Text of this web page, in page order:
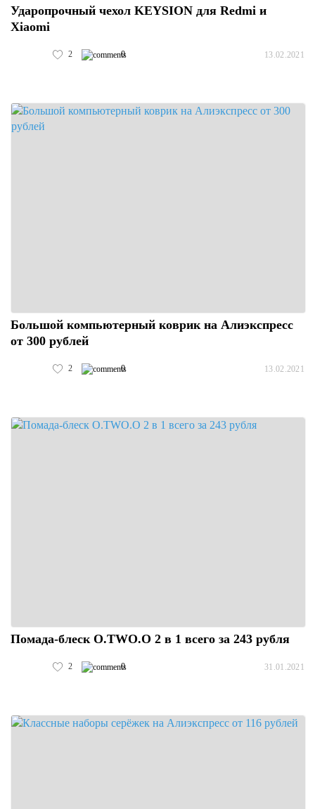
Ударопрочный чехол KEYSION для Redmi и
Xiaomi
2 0 13.02.2021
Большой компьютерный коврик на Алиэкспресс
от 300 рублей
2 0 13.02.2021
Помада-блеск O.TWO.O 2 в 1 всего за 243 рубля
2 0 31.01.2021